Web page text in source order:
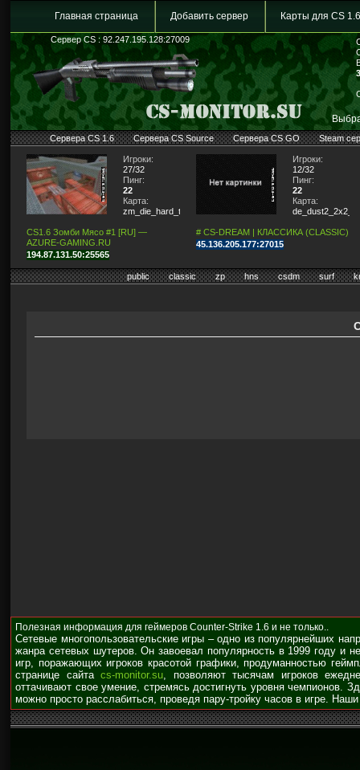
Главная страница Добавить сервер Карты для CS 1.6
Сервер CS : 92.247.195.128:27009
Сервера CS 1.6 Сервера CS Source Сервера CS GO Steam
Игроки:
27/32
Пинг:
22
Карта:
zm_die_hard_tn
CS1.6 Зомби Мясо #1 [RU] —
AZURE-GAMING.RU
194.87.131.50:25565
Игроки:
12/32
Пинг:
22
Карта:
# CS-DREAM | КЛАССИКА (CLASSIC)
45.136.205.177:27015
public classic zp hns csdm surf
Полезная информация для геймеров Counter-Strike 1.6 и не только..
Сетевые многопользовательские игры – одно из популярнейших
жанра сетевых шутеров. Он завоевал популярность в 1999 году и
игр, поражающих игроков красотой графики, продуманностью
странице сайта cs-monitor.su, позволяют тысячам игроков
оттачивают свое умение, стремясь достигнуть уровня чемпионов.
можно просто расслабиться, проведя пару-тройку часов в игре.